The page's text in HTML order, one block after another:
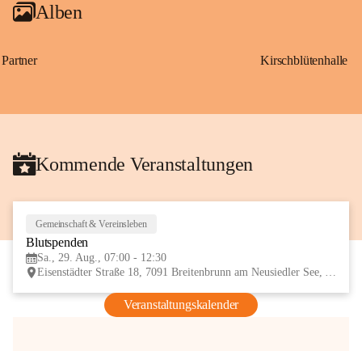
Alben
Partner Kirschblütenhalle
Kommende Veranstaltungen
Gemeinschaft & Vereinsleben
Blutspenden
Sa., 29. Aug., 07:00 - 12:30
Eisenstädter Straße 18, 7091 Breitenbrunn am Neusiedler See, AUT
Veranstaltungskalender